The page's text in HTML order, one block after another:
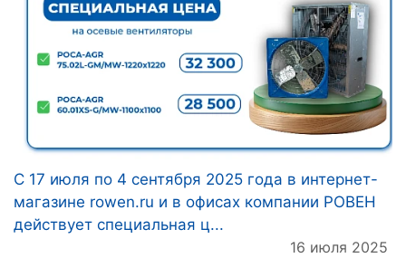
C 17 июля по 4 сентября 2025 года в интернет-
магазине rowen.ru и в офисах компании РОВЕН
действует специальная ц...
16 июля 2025